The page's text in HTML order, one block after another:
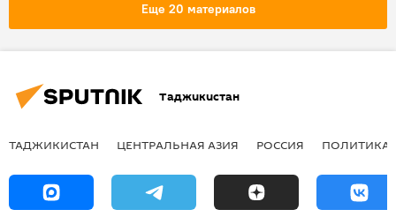
Еще 20 материалов
Таджикистан
ТАДЖИКИСТАН ЦЕНТРАЛЬНАЯ АЗИЯ РОССИЯ ПОЛИТИКА